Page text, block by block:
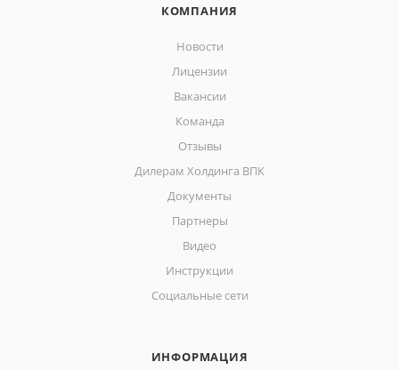
КОМПАНИЯ
Новости
Лицензии
Вакансии
Команда
Отзывы
Дилерам Холдинга ВПК
Документы
Партнеры
Видео
Инструкции
Социальные сети
ИНФОРМАЦИЯ